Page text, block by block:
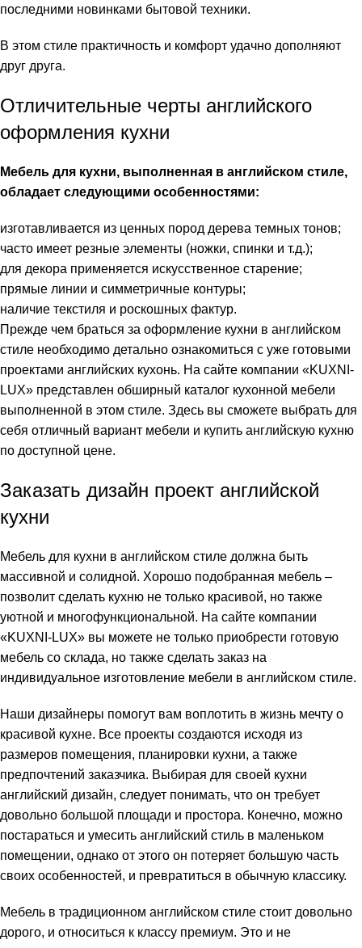
последними новинками бытовой техники.
В этом стиле практичность и комфорт удачно дополняют
друг друга.
Отличительные черты английского
оформления кухни
Мебель для кухни, выполненная в английском стиле,
обладает следующими особенностями:
изготавливается из ценных пород дерева темных тонов;
часто имеет резные элементы (ножки, спинки и т.д.);
для декора применяется искусственное старение;
прямые линии и симметричные контуры;
наличие текстиля и роскошных фактур.
Прежде чем браться за оформление кухни в английском
стиле необходимо детально ознакомиться с уже готовыми
проектами английских кухонь. На сайте компании «KUXNI-
LUX» представлен обширный каталог кухонной мебели
выполненной в этом стиле. Здесь вы сможете выбрать для
себя отличный вариант мебели и купить английскую кухню
по доступной цене.
Заказать дизайн проект английской
кухни
Мебель для кухни в английском стиле должна быть
массивной и солидной. Хорошо подобранная мебель –
позволит сделать кухню не только красивой, но также
уютной и многофункциональной. На сайте компании
«KUXNI-LUX» вы можете не только приобрести готовую
мебель со склада, но также сделать заказ на
индивидуальное изготовление мебели в английском стиле.
Наши дизайнеры помогут вам воплотить в жизнь мечту о
красивой кухне. Все проекты создаются исходя из
размеров помещения, планировки кухни, а также
предпочтений заказчика. Выбирая для своей кухни
английский дизайн, следует понимать, что он требует
довольно большой площади и простора. Конечно, можно
постараться и умесить английский стиль в маленьком
помещении, однако от этого он потеряет большую часть
своих особенностей, и превратиться в обычную классику.
Мебель в традиционном английском стиле стоит довольно
дорого, и относиться к классу премиум. Это и не